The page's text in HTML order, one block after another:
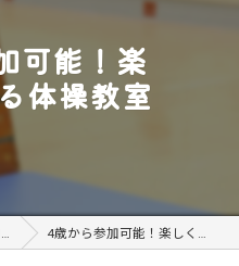
可能！楽
体操教室
4歳から参加可能！楽しく上達する体操教室